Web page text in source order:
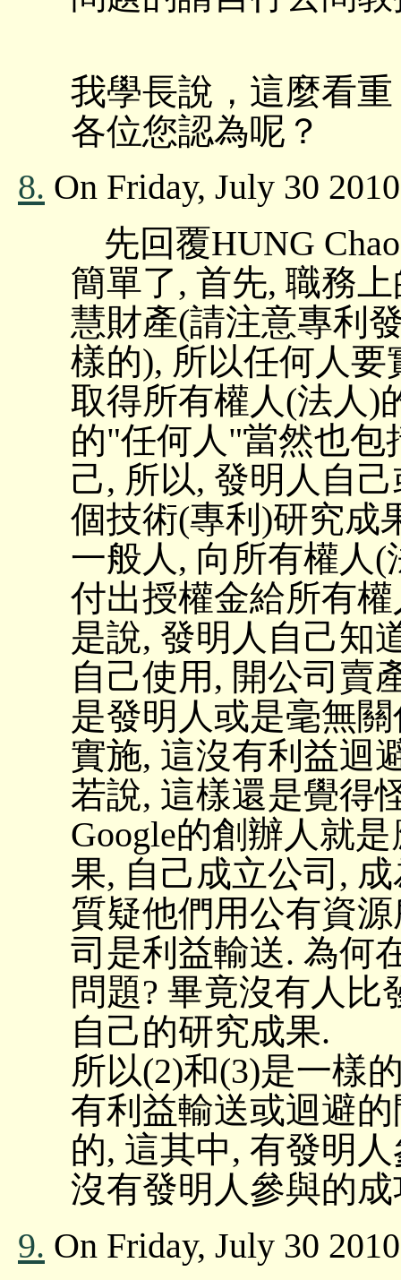
我學長說，這麼看
各位您認為呢？
8. On Friday, July 30
先回覆HUNG
簡單了, 首先, 職務
慧財產(請注意專利
樣的), 所以任何人
取得所有權人(法人)
的"任何人"當然也包
己, 所以, 發明人自
個技術(專利)研究成
一般人, 向所有權人
付出授權金給所有
是說, 發明人自己知
自己使用, 開公司賣
是發明人或是毫無
實施, 這沒有利益迴
若說, 這樣還是覺得
Google的創辦人就
果, 自己成立公司,
質疑他們用公有資
司是利益輸送. 為何
問題? 畢竟沒有人
自己的研究成果.
所以(2)和(3)是一樣
有利益輸送或迴避
的, 這其中, 有發明
沒有發明人參與的
9. On Friday, July 30